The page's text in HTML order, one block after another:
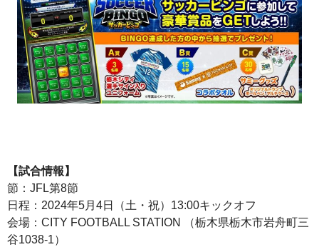
【試合情報】
節：JFL第8節
日程：2024年5月4日（土・祝）13:00キックオフ
会場：CITY FOOTBALL STATION （栃木県栃木市岩舟町三
谷1038-1）